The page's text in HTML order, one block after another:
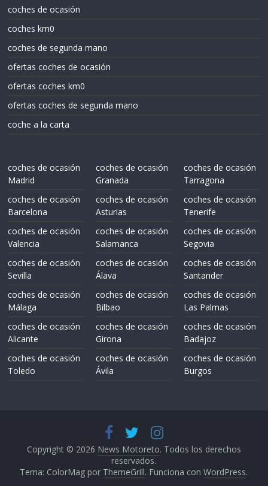
coches de ocasión
coches km0
coches de segunda mano
ofertas coches de ocasión
ofertas coches km0
ofertas coches de segunda mano
coche a la carta
coches de ocasión
Madrid
coches de ocasión
Barcelona
coches de ocasión
Valencia
coches de ocasión
Sevilla
coches de ocasión
Málaga
coches de ocasión
Alicante
coches de ocasión
Toledo
coches de ocasión
Granada
coches de ocasión
Asturias
coches de ocasión
Salamanca
coches de ocasión
Álava
coches de ocasión
Bilbao
coches de ocasión
Girona
coches de ocasión
Ávila
coches de ocasión
Tarragona
coches de ocasión
Tenerife
coches de ocasión
Segovia
coches de ocasión
Santander
coches de ocasión
Las Palmas
coches de ocasión
Badajoz
coches de ocasión
Burgos
Copyright © 2026 News Motoreto. Todos los derechos
reservados.
Tema: ColorMag por ThemeGrill. Funciona conWordPress.